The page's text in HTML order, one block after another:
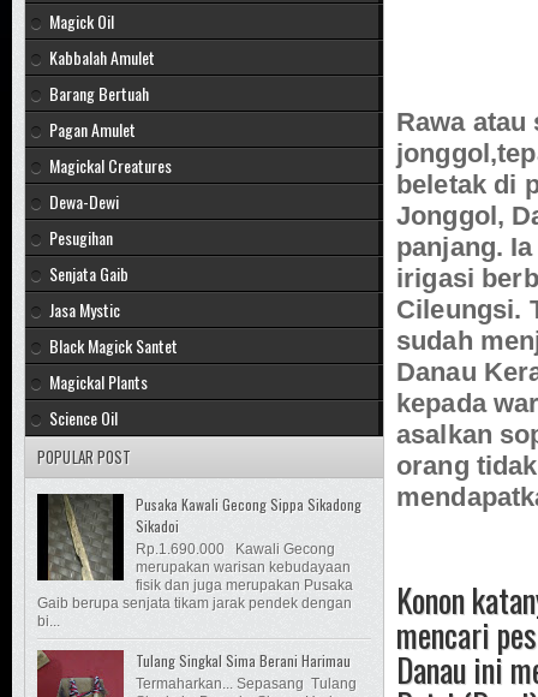
Rawa
beletak di
Jonggol,
panjang.
irigasi
Cileungsi.
sudah
Danau
kepada
asalkan
orang
Konon
mencari
Danau ini
Magick Oil
Kabbalah Amulet
Barang Bertuah
Pagan Amulet
Magickal Creatures
Dewa-Dewi
Pesugihan
Senjata Gaib
Jasa Mystic
Black Magick Santet
Magickal Plants
Science Oil
POPULAR POST
Pusaka Kawali Gecong Sippa Sikadong
Sikadoi
Rp.1.690.000 Kawali Gecong
merupakan warisan kebudayaan
fisik dan juga merupakan Pusaka
Gaib berupa senjata tikam jarak pendek dengan
bi...
Tulang Singkal Sima Berani Harimau
Termaharkan... Sepasang Tulang